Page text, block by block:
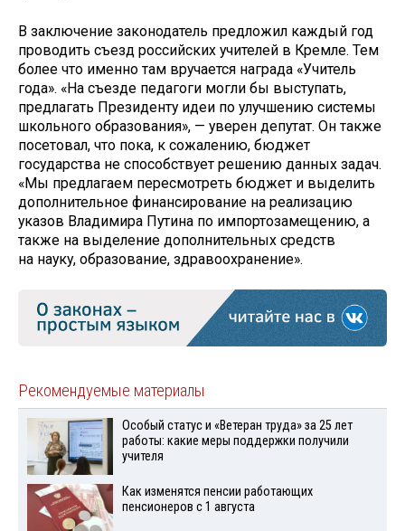
В заключение законодатель предложил каждый год
проводить съезд российских учителей в Кремле. Тем
более что именно там вручается награда «Учитель
года». «На съезде педагоги могли бы выступать,
предлагать Президенту идеи по улучшению системы
школьного образования», — уверен депутат. Он также
посетовал, что пока, к сожалению, бюджет
государства не способствует решению данных задач.
«Мы предлагаем пересмотреть бюджет и выделить
дополнительное финансирование на реализацию
указов Владимира Путина по импортозамещению, а
также на выделение дополнительных средств
на науку, образование, здравоохранение».
Рекомендуемые материалы
Особый статус и «Ветеран труда» за 25 лет
работы: какие меры поддержки получили
учителя
Как изменятся пенсии работающих
пенсионеров с 1 августа